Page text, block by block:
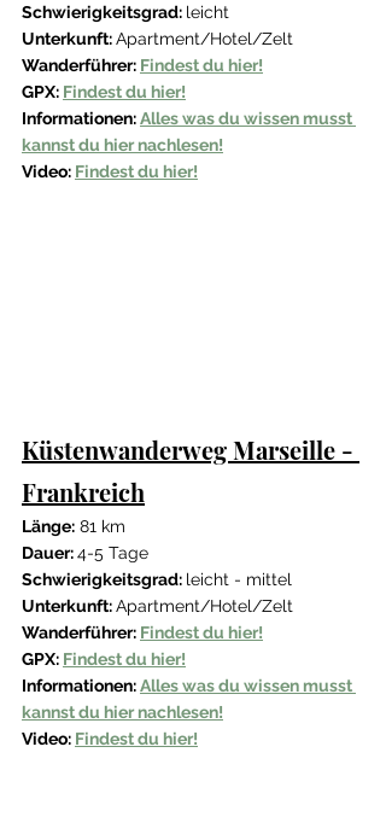
Schwierigkeitsgrad: leicht
Unterkunft: Apartment/Hotel/Zelt
Wanderführer: Findest du hier!
GPX: Findest du hier!
Informationen: Alles was du wissen musst
kannst du hier nachlesen!
Video: Findest du hier!
Küstenwanderweg Marseille -
Frankreich
Länge: 81 km
Dauer: 4-5 Tage
Schwierigkeitsgrad: leicht - mittel
Unterkunft: Apartment/Hotel/Zelt
Wanderführer: Findest du hier!
GPX: Findest du hier!
Informationen: Alles was du wissen musst
kannst du hier nachlesen!
Video: Findest du hier!